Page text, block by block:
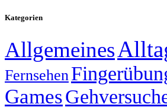
Kategorien
Allgemeines
Fernsehen
Games